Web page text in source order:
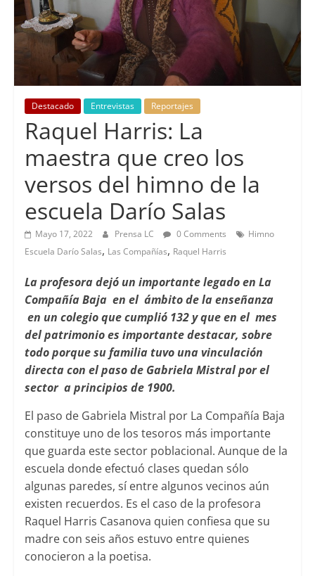
Destacado Entrevistas Reportajes
Raquel Harris: La
maestra que creo los
versos del himno de la
escuela Darío Salas
Mayo 17, 2022 Prensa LC 0 Comments
Himno
Escuela Darío Salas, Las Compañías, Raquel Harris
La profesora dejó un importante legado en La
Compañía Baja en el ámbito de la enseñanza
en un colegio que cumplió 132 y que en el mes
del patrimonio es importante destacar, sobre
todo porque su familia tuvo una vinculación
directa con el paso de Gabriela Mistral por el
sector a principios de 1900.
El paso de Gabriela Mistral por La Compañía Baja
constituye uno de los tesoros más importante
que guarda este sector poblacional. Aunque de la
escuela donde efectuó clases quedan sólo
algunas paredes, sí entre algunos vecinos aún
existen recuerdos. Es el caso de la profesora
Raquel Harris Casanova quien confiesa que su
madre con seis años estuvo entre quienes
conocieron a la poetisa.